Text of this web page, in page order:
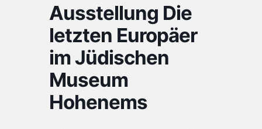
Ausstellung Die
letzten Europäer
im Jüdischen
Museum
Hohenems